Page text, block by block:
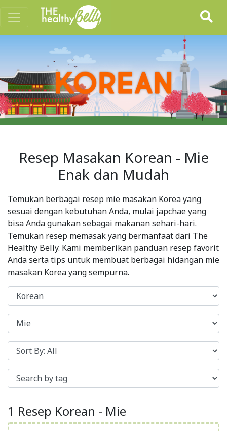
Resep Masakan Korean - Mie
Enak dan Mudah
Temukan berbagai resep mie masakan Korea yang
sesuai dengan kebutuhan Anda, mulai japchae yang
bisa Anda gunakan sebagai makanan sehari-hari.
Temukan resep memasak yang bermanfaat dari The
Healthy Belly. Kami memberikan panduan resep favorit
Anda serta tips untuk membuat berbagai hidangan mie
masakan Korea yang sempurna.
1 Resep Korean - Mie